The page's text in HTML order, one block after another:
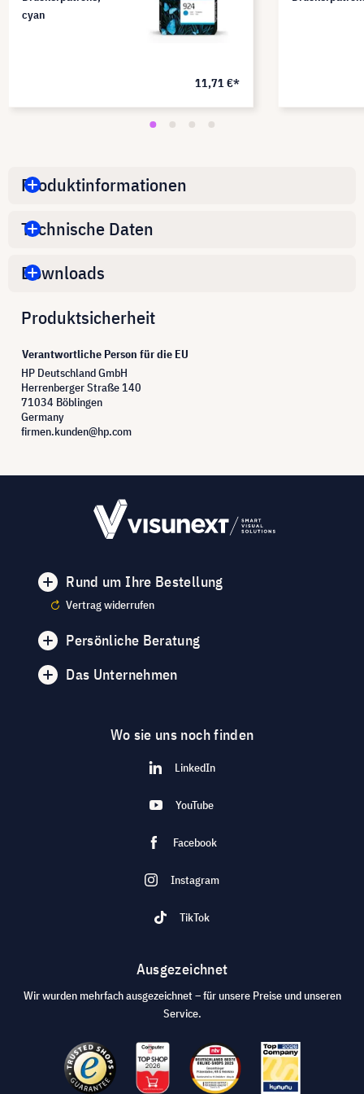
cyan
11,71 €*
Produktinformationen
Technische Daten
Downloads
Produktsicherheit
Verantwortliche Person für die EU
HP Deutschland GmbH
Herrenberger Straße 140
71034 Böblingen
Germany
firmen.kunden@hp.com
Rund um Ihre Bestellung
Vertrag widerrufen
Persönliche Beratung
Das Unternehmen
Wo sie uns noch finden
LinkedIn
YouTube
Facebook
Instagram
TikTok
Ausgezeichnet
Wir wurden mehrfach ausgezeichnet – für unsere Preise und unseren
Service.